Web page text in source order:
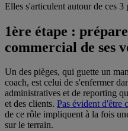
Elles s'articulent autour de ces 3
1ère étape :
commercial de ses
Un des pièges, qui guette un
coach, est celui de s'enfermer
administratives et de reporting
et des clients. Pas évident d'être
de ce rôle impliquent à la fois
sur le terrain.